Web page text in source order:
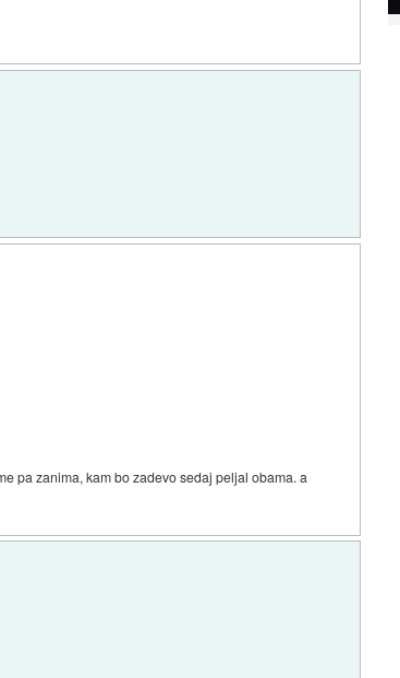
pa zanima, kam bo zadevo sedaj peljal obama. a